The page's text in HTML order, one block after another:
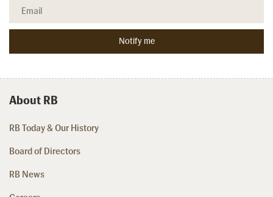
About RB
RB Today & Our History
Board of Directors
RB News